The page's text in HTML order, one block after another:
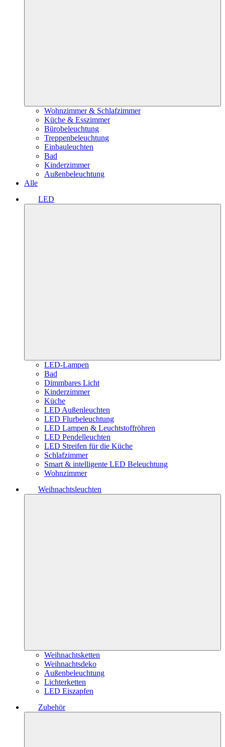
Wohnzimmer & Schlafzimmer
Küche & Esszimmer
Bürobeleuchtung
Treppenbeleuchtung
Einbauleuchten
Bad
Kinderzimmer
Außenbeleuchtung
Alle
LED
LED-Lampen
Bad
Dimmbares Licht
Kinderzimmer
Küche
LED Außenleuchten
LED Flurbeleuchtung
LED Lampen & Leuchtstoffröhren
LED Pendelleuchten
LED Streifen für die Küche
Schlafzimmer
Smart & intelligente LED Beleuchtung
Wohnzimmer
Weihnachtsleuchten
Weihnachtsketten
Weihnachtsdeko
Außenbeleuchtung
Lichterketten
LED Eiszapfen
Zubehör